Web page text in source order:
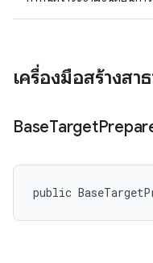
เครื่องมือสร้างสา
BaseTarget
public